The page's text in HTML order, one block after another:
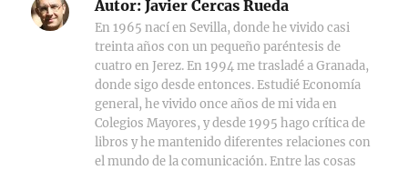
Autor: Javier Cercas Rueda
En 1965 nací en Sevilla, donde he vivido casi
treinta años con un pequeño paréntesis de
cuatro en Jerez. En 1994 me trasladé a Granada,
donde sigo desde entonces. Estudié Economía
general, he vivido once años de mi vida en
Colegios Mayores, y desde 1995 hago crítica de
libros y he mantenido diferentes relaciones con
el mundo de la comunicación. Entre las cosas